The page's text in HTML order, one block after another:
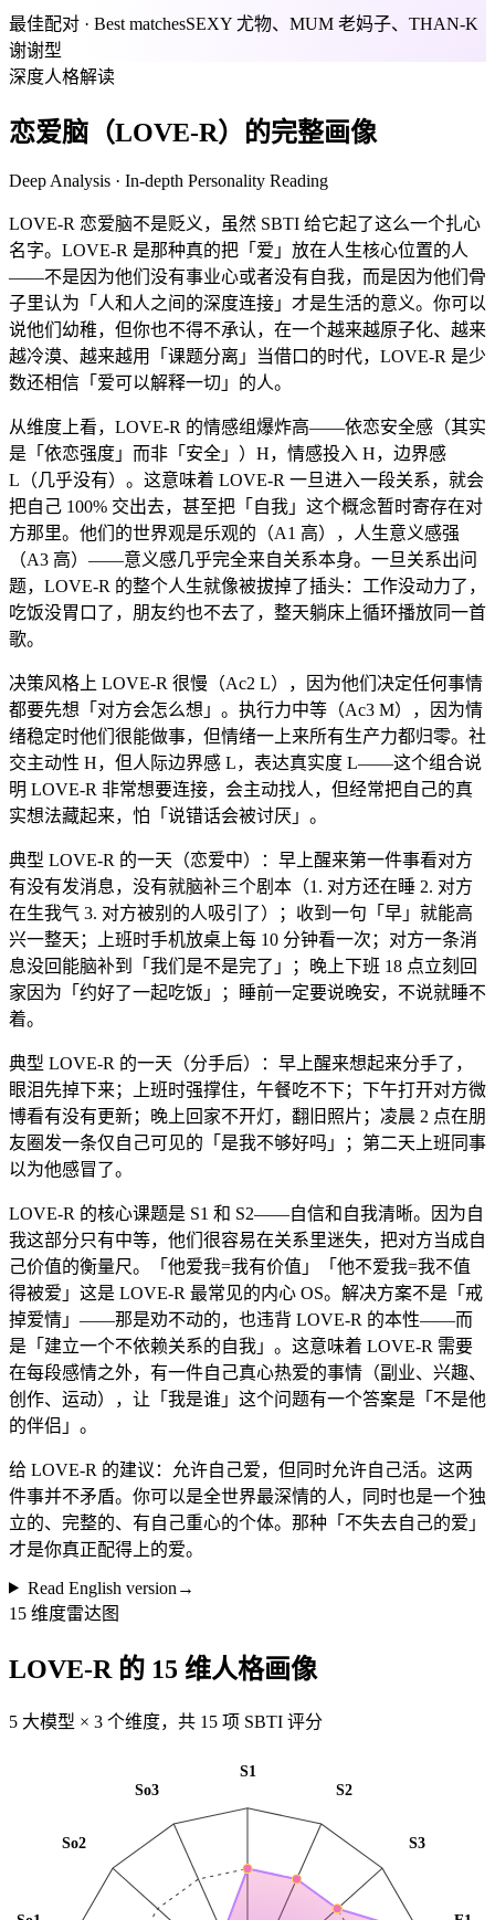
最佳配对 · Best matchesSEXY 尤物、MUM 老妈子、THAN-K
谢谢型
深度人格解读
恋爱脑（LOVE-R）的完整画像
Deep Analysis · In-depth Personality Reading
LOVE-R 恋爱脑不是贬义，虽然 SBTI 给它起了这么一个扎心
名字。LOVE-R 是那种真的把「爱」放在人生核心位置的人
——不是因为他们没有事业心或者没有自我，而是因为他们骨
子里认为「人和人之间的深度连接」才是生活的意义。你可以
说他们幼稚，但你也不得不承认，在一个越来越原子化、越来
越冷漠、越来越用「课题分离」当借口的时代，LOVE-R 是少
数还相信「爱可以解释一切」的人。
从维度上看，LOVE-R 的情感组爆炸高——依恋安全感（其实
是「依恋强度」而非「安全」）H，情感投入 H，边界感
L（几乎没有）。这意味着 LOVE-R 一旦进入一段关系，就会
把自己 100% 交出去，甚至把「自我」这个概念暂时寄存在对
方那里。他们的世界观是乐观的（A1 高），人生意义感强
（A3 高）——意义感几乎完全来自关系本身。一旦关系出问
题，LOVE-R 的整个人生就像被拔掉了插头：工作没动力了，
吃饭没胃口了，朋友约也不去了，整天躺床上循环播放同一首
歌。
决策风格上 LOVE-R 很慢（Ac2 L），因为他们决定任何事情
都要先想「对方会怎么想」。执行力中等（Ac3 M），因为情
绪稳定时他们很能做事，但情绪一上来所有生产力都归零。社
交主动性 H，但人际边界感 L，表达真实度 L——这个组合说
明 LOVE-R 非常想要连接，会主动找人，但经常把自己的真
实想法藏起来，怕「说错话会被讨厌」。
典型 LOVE-R 的一天（恋爱中）：早上醒来第一件事看对方
有没有发消息，没有就脑补三个剧本（1. 对方还在睡 2. 对方
在生我气 3. 对方被别的人吸引了）；收到一句「早」就能高
兴一整天；上班时手机放桌上每 10 分钟看一次；对方一条消
息没回能脑补到「我们是不是完了」；晚上下班 18 点立刻回
家因为「约好了一起吃饭」；睡前一定要说晚安，不说就睡不
着。
典型 LOVE-R 的一天（分手后）：早上醒来想起来分手了，
眼泪先掉下来；上班时强撑住，午餐吃不下；下午打开对方微
博看有没有更新；晚上回家不开灯，翻旧照片；凌晨 2 点在朋
友圈发一条仅自己可见的「是我不够好吗」；第二天上班同事
以为他感冒了。
LOVE-R 的核心课题是 S1 和 S2——自信和自我清晰。因为自
我这部分只有中等，他们很容易在关系里迷失，把对方当成自
己价值的衡量尺。「他爱我=我有价值」「他不爱我=我不值
得被爱」这是 LOVE-R 最常见的内心 OS。解决方案不是「戒
掉爱情」——那是劝不动的，也违背 LOVE-R 的本性——而
是「建立一个不依赖关系的自我」。这意味着 LOVE-R 需要
在每段感情之外，有一件自己真心热爱的事情（副业、兴趣、
创作、运动），让「我是谁」这个问题有一个答案是「不是他
的伴侣」。
给 LOVE-R 的建议：允许自己爱，但同时允许自己活。这两
件事并不矛盾。你可以是全世界最深情的人，同时也是一个独
立的、完整的、有自己重心的个体。那种「不失去自己的爱」
才是你真正配得上的爱。
Read English version →
15 维度雷达图
LOVE-R 的 15 维人格画像
5 大模型 × 3 个维度，共 15 项 SBTI 评分
S1
S2
S3
So2
So3